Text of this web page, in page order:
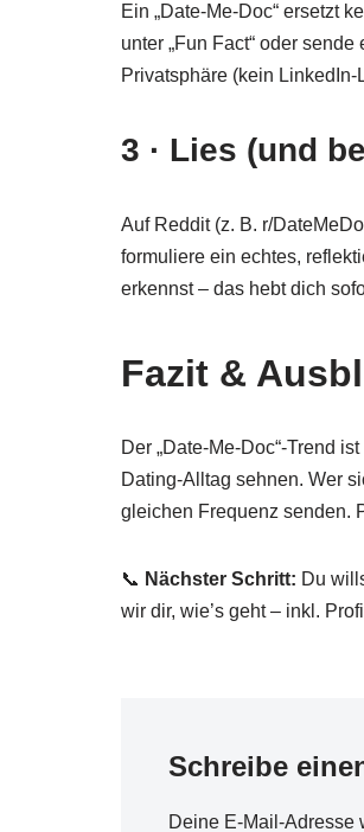
Ein „Date-Me-Doc“ ersetzt
unter „Fun Fact“ oder
Privatsphäre (kein LinkedIn-
3 · Lies (und
Auf Reddit (z. B. r/
formuliere ein echtes,
erkennst – das hebt dich
Fazit &
Der „Date-Me-Doc“-Trend
Dating-Alltag sehnen. Wer
gleichen Frequenz senden.
📞 Nächster Schritt: Du
wir dir, wie’s geht – inkl.
Schreibe
Deine E-Mail-Adresse
D